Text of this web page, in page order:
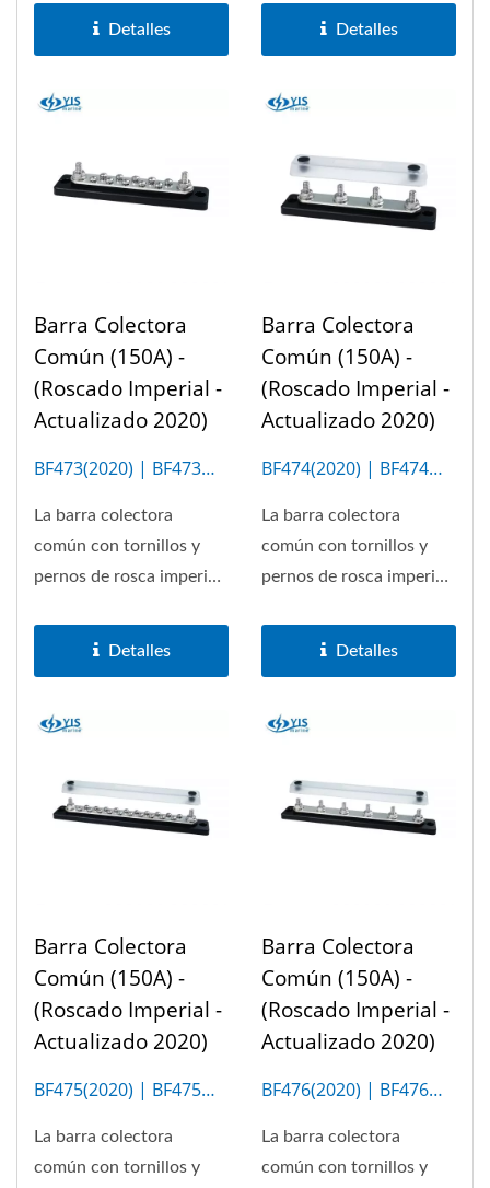
Cubierta...
Detalles
Cubierta...
Detalles
Barra Colectora
Común (150A) -
(Roscado Imperial -
Actualizado 2020)
BF473(2020) | BF473M
La barra colectora
común con tornillos y
pernos de rosca imperial
Detalles
Barra Colectora
Común (150A) -
(Roscado Imperial -
Actualizado 2020)
BF474(2020) | BF474M
La barra colectora
común con tornillos y
pernos de rosca imperial
Detalles
Barra Colectora
Común (150A) -
(Roscado Imperial -
Actualizado 2020)
BF475(2020) | BF475M
La barra colectora
común con tornillos y
Barra Colectora
Común (150A) -
(Roscado Imperial -
Actualizado 2020)
BF476(2020) | BF476M
La barra colectora
común con tornillos y